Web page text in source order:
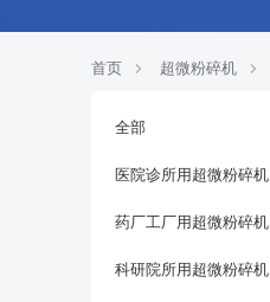
首页 超微粉碎机
全部
医院诊所用超微粉碎机
药厂工厂用超微粉碎机
科研院所用超微粉碎机